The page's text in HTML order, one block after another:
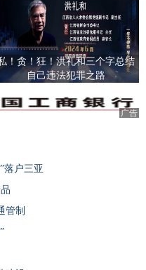
！贪！狂！洪礼和三个字总结
自己违法犯罪之路
广告
落户三亚
管制